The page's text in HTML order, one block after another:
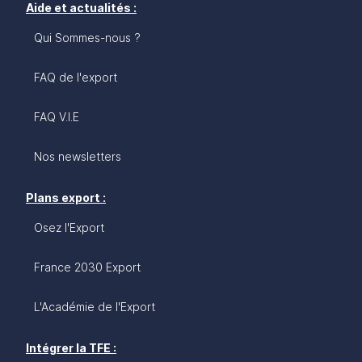
Aide et actualités :
Qui Sommes-nous ?
FAQ de l'export
FAQ V.I.E
Nos newsletters
Plans export :
Osez l'Export
France 2030 Export
L'Académie de l'Export
Intégrer la TFE :